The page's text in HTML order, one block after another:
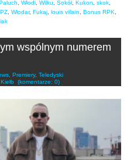
, Włodi, Wilku, Sokół, Kukon, skok,
, Włodar, Fukaj, louis villain, Bonus RPK,
wspólnym numerem
, Premiery, Teledyski
(komentarze: 0)